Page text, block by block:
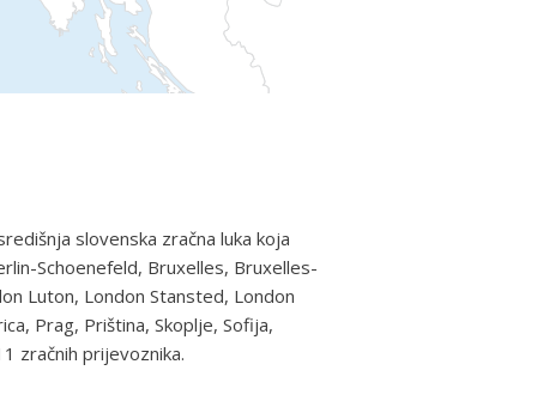
slovenska zračna luka koja
Schoenefeld, Bruxelles, Bruxelles-
Luton, London Stansted, London
Prag, Priština, Skoplje, Sofija,
zračnih prijevoznika.